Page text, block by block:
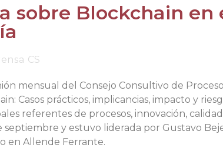
sobre Blockchain en
CS
mensual del Consejo Consultivo de
Casos prácticos, implicancias, impacto y
referentes de procesos, innovación,
septiembre y estuvo liderada por Gustavo
en Allende Ferrante.